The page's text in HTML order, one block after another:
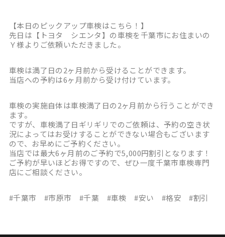
【本日のピックアップ車検はこちら！】
先日は【トヨタ シエンタ】の車検を千葉市にお住まいの
Ｙ様よりご依頼いただきました。
車検は満了日の2ヶ月前から受けることができます。
当店への予約は6ヶ月前から受け付けています。
車検の実施自体は車検満了日の2ヶ月前から行うことができ
ます。
ですが、車検満了日ギリギリでのご依頼は、予約の空き状
況によってはお受けすることができない場合もございます
ので、お早めにご予約ください。
当店では最大6ヶ月前のご予約で5,000円割引となります！
ご予約が早いほどお得ですので、ぜひ一度千葉市車検専門
店にご相談ください。
#千葉市 #市原市 #千葉 #車検 #安い #格安 #割引